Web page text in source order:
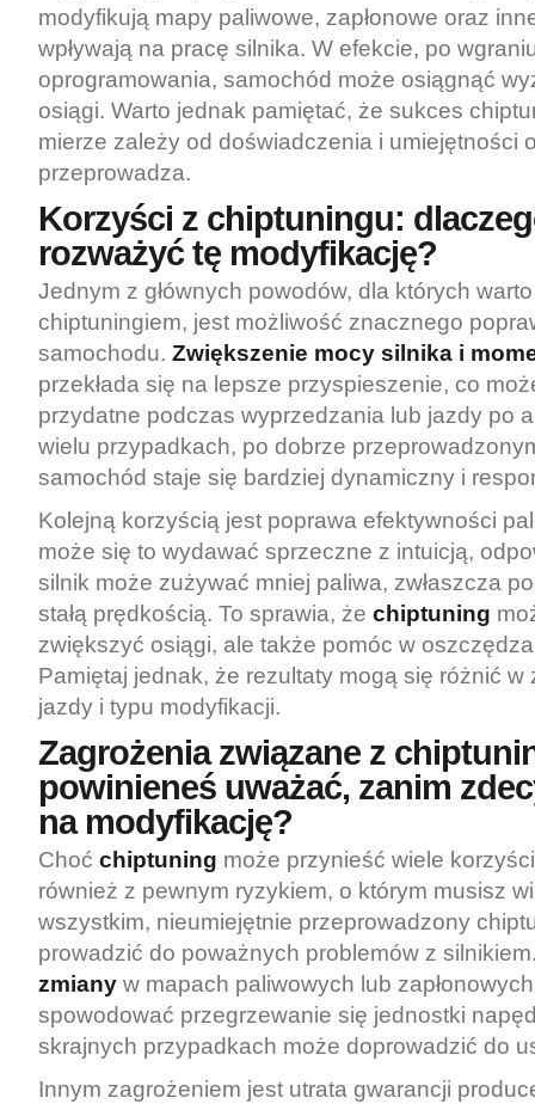
modyfikują mapy paliwowe, zapłonowe oraz
wpływają na pracę silnika. W efekcie, po
oprogramowania, samochód może osiągnąć
osiągi. Warto jednak pamiętać, że sukces
mierze zależy od doświadczenia i umiejętności
przeprowadza.
Korzyści z chiptuningu:
rozważyć tę modyfikację?
Jednym z głównych powodów, dla których
chiptuningiem, jest możliwość znacznego
samochodu. Zwiększenie mocy silnika i
przekłada się na lepsze przyspieszenie, co
przydatne podczas wyprzedzania lub jazdy po
wielu przypadkach, po dobrze
samochód staje się bardziej dynamiczny i
Kolejną korzyścią jest poprawa efektywności
może się to wydawać sprzeczne z intuicją,
silnik może zużywać mniej paliwa, zwłaszcza
stałą prędkością. To sprawia, że chiptuning
zwiększyć osiągi, ale także pomóc w
Pamiętaj jednak, że rezultaty mogą się różnić w
jazdy i typu modyfikacji.
Zagrożenia związane z
powinieneś uważać, zanim
na modyfikację?
Choć chiptuning może przynieść wiele
również z pewnym ryzykiem, o którym musisz
wszystkim, nieumiejętnie przeprowadzony
prowadzić do poważnych problemów z
zmiany w mapach paliwowych lub
spowodować przegrzewanie się jednostki
skrajnych przypadkach może doprowadzić do
Innym zagrożeniem jest utrata gwarancji